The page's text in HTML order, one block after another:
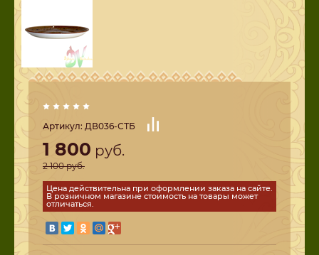
Артикул: ДВ036-СТБ
1 800 руб.
2 100руб.
Цена действительна при оформлении заказа на сайте.
В розничном магазине стоимость на товары может
отличаться.